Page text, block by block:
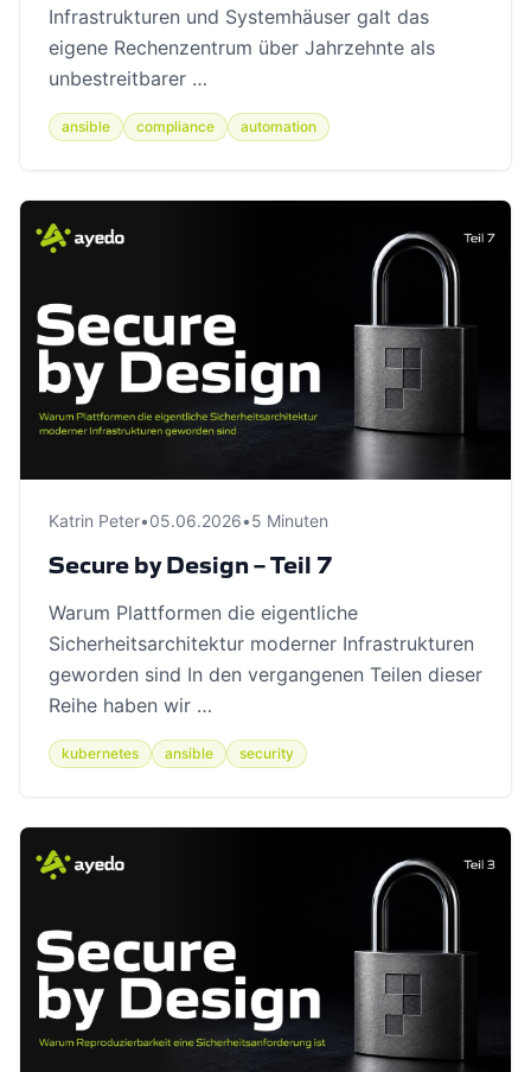
Infrastrukturen und Systemhäuser galt das
eigene Rechenzentrum über Jahrzehnte als
unbestreitbarer …
ansible compliance automation
Katrin Peter•05.06.2026•5 Minuten
Secure by Design – Teil 7
Warum Plattformen die eigentliche
Sicherheitsarchitektur moderner Infrastrukturen
geworden sind In den vergangenen Teilen dieser
Reihe haben wir …
kubernetes ansible security